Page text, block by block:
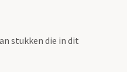
stukken die in dit